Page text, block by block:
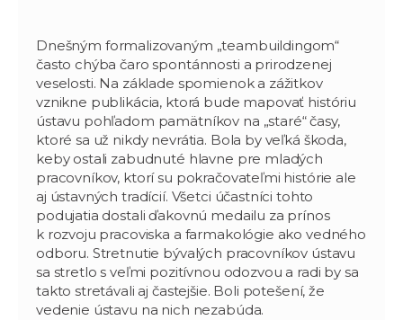
Dnešným formalizovaným „teambuildingom“
často chýba čaro spontánnosti a prirodzenej
veselosti. Na základe spomienok a zážitkov
vznikne publikácia, ktorá bude mapovať históriu
ústavu pohľadom pamätníkov na „staré“ časy,
ktoré sa už nikdy nevrátia. Bola by veľká škoda,
keby ostali zabudnuté hlavne pre mladých
pracovníkov, ktorí su pokračovateľmi histórie ale
aj ústavných tradícií. Všetci účastníci tohto
podujatia dostali ďakovnú medailu za prínos
k rozvoju pracoviska a farmakológie ako vedného
odboru. Stretnutie bývalých pracovníkov ústavu
sa stretlo s veľmi pozitívnou odozvou a radi by sa
takto stretávali aj častejšie. Boli potešení, že
vedenie ústavu na nich nezabúda.